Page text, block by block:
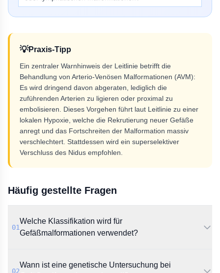
💡Praxis-Tipp
Ein zentraler Warnhinweis der Leitlinie betrifft die
Behandlung von Arterio-Venösen Malformationen (AVM):
Es wird dringend davon abgeraten, lediglich die
zuführenden Arterien zu ligieren oder proximal zu
embolisieren. Dieses Vorgehen führt laut Leitlinie zu einer
lokalen Hypoxie, welche die Rekrutierung neuer Gefäße
anregt und das Fortschreiten der Malformation massiv
verschlechtert. Stattdessen wird ein superselektiver
Verschluss des Nidus empfohlen.
Häufig gestellte Fragen
01
Welche Klassifikation wird für
Gefäßmalformationen verwendet?
ISSVA-Klassifikation. Die histopathologische WHO-
02
Wann ist eine genetische Untersuchung bei